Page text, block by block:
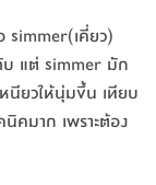
simmer(เคี่ยว)
แต่ simmer มัก
หนียวให้นุ่มขึ้น เทียบ
คมาก เพราะต้อง